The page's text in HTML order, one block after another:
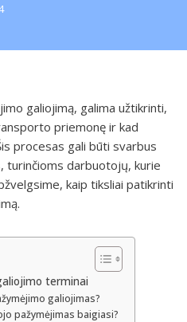
galiojimą, galima užtikrinti,
priemonę ir kad
procesas gali būti svarbus
turinčioms darbuotojų, kurie
kaip tiksliai patikrinti
terminai
galiojimas?
pažymėjimas baigiasi?